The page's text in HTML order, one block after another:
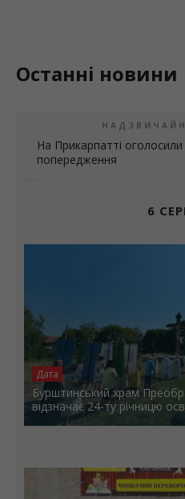
Останні новини
На Прикарпатті
попередження
6
Дата
Бурштинський храм
відзначає 24-ту річницю